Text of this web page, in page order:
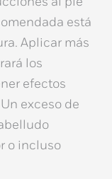
está
Aplicar más
los
efectos
Un exceso de
o incluso